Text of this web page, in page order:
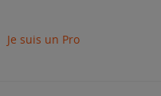
Je suis un Pro